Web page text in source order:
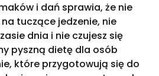
i dań sprawia, że nie
tuczące jedzenie, nie
dnia i nie czujesz się
pyszną dietę dla osób
które przygotowują się do